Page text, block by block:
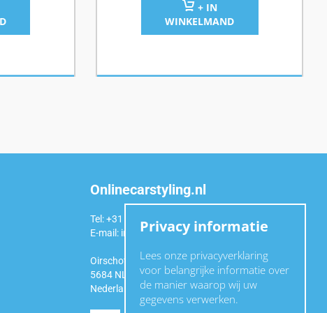
+ IN
WINKELMAND
Onlinecarstyling.nl
Tel: +31 (0)6 54 98 49 99
E-mail: info@onlinecarstyling.nl
Oirschotseweg 92a
5684 NL Best
Nederland
Privacy informatie
Lees onze privacyverklaring
voor belangrijke informatie over
de manier waarop wij uw
gegevens verwerken.